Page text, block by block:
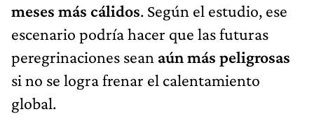
meses más cálidos. Según el estudio, ese
escenario podría hacer que las futuras
peregrinaciones sean aún más peligrosas
si no se logra frenar el calentamiento
global.